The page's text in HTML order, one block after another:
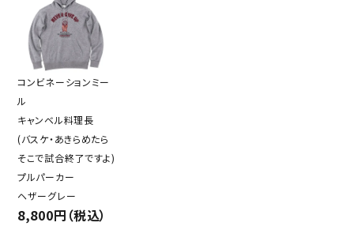
コンビネーションミー
ル
キャンベル料理長
(バスケ・あきらめたら
そこで試合終了ですよ)
プルパーカー
ヘザーグレー
8,800円（税込）